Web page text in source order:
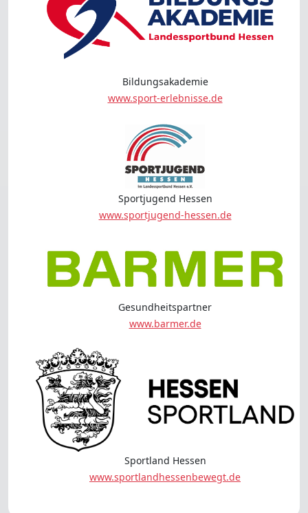
Bildungsakademie
www.sport-erlebnisse.de
Sportjugend Hessen
www.sportjugend-hessen.de
Gesundheitspartner
www.barmer.de
Sportland Hessen
www.sportlandhessenbewegt.de